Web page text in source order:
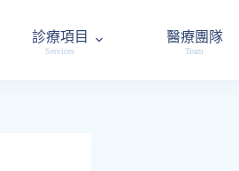
診療項目
Services
醫療團隊
Team